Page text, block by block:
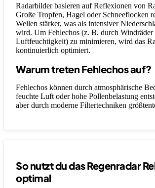
Radarbilder basieren auf Reflexionen von
Große Tropfen, Hagel oder Schneeflocken
Wellen stärker, was als intensiver
wird. Um Fehlechos (z. B. durch Windräder
Luftfeuchtigkeit) zu minimieren, wird das
kontinuierlich optimiert.
Warum treten Fehlechos auf?
Fehlechos können durch atmosphärische
feuchte Luft oder hohe Pollenbelastung
aber durch moderne Filtertechniken
So nutzt du das Regenradar
optimal